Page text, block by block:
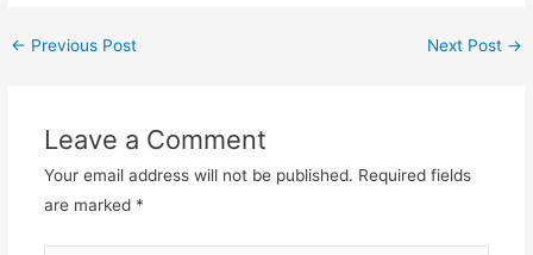
← Previous Post Next Post →
Leave a Comment
Your email address will not be published. Required fields
are marked *